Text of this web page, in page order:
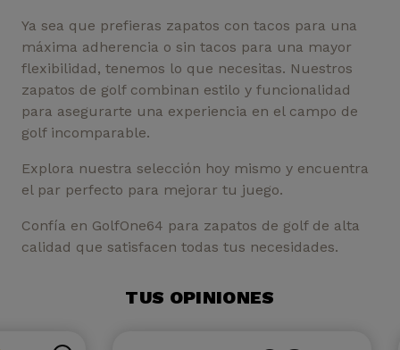
Ya sea que prefieras zapatos con tacos para una
máxima adherencia o sin tacos para una mayor
flexibilidad, tenemos lo que necesitas. Nuestros
zapatos de golf combinan estilo y funcionalidad
para asegurarte una experiencia en el campo de
golf incomparable.
Explora nuestra selección hoy mismo y encuentra
el par perfecto para mejorar tu juego.
Confía en GolfOne64 para zapatos de golf de alta
calidad que satisfacen todas tus necesidades.
TUS OPINIONES